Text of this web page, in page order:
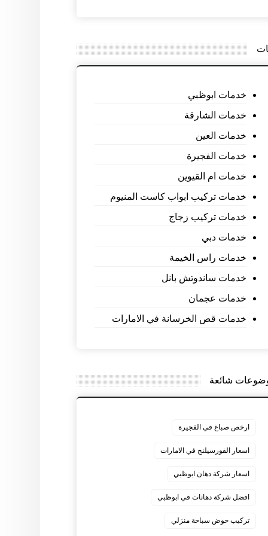
خدمات ابوظبي
خدمات الشارقة
خدمات العين
خدمات الفجيرة
خدمات ام القيوين
خدمات تركيب ابواب كاست المنيوم
خدمات تركيب زجاج
خدمات دبي
خدمات راس الخيمة
خدمات ساندوتش بانل
خدمات عجمان
خدمات قص الخرسانة في الامارات
شائعة
ارخص صباغ في الفجيرة
اسعار الفورسيلنج في الامارات
اسعار شركة دهان ابوظبي
افضل شركة دهانات في ابوظبي
تركيب حوض سباحة منزلي